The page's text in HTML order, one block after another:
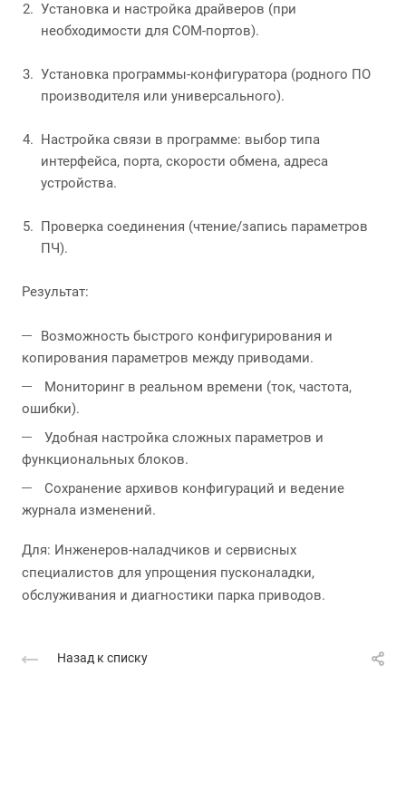
Установка и настройка драйверов (при
необходимости для COM-портов).
Установка программы-конфигуратора (родного ПО
производителя или универсального).
Настройка связи в программе: выбор типа
интерфейса, порта, скорости обмена, адреса
устройства.
Проверка соединения (чтение/запись параметров
ПЧ).
Результат:
Возможность быстрого конфигурирования и
копирования параметров между приводами.
Мониторинг в реальном времени (ток, частота,
ошибки).
Удобная настройка сложных параметров и
функциональных блоков.
Сохранение архивов конфигураций и ведение
журнала изменений.
Для: Инженеров-наладчиков и сервисных
специалистов для упрощения пусконаладки,
обслуживания и диагностики парка приводов.
Назад к списку